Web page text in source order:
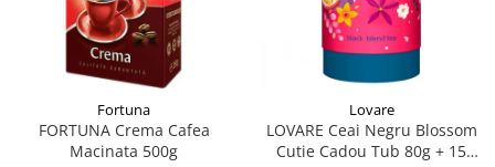
Fortuna
FORTUNA Crema Cafea
Macinata 500g
Lovare
LOVARE Ceai Negru Blossom
Cutie Cadou Tub 80g + 15